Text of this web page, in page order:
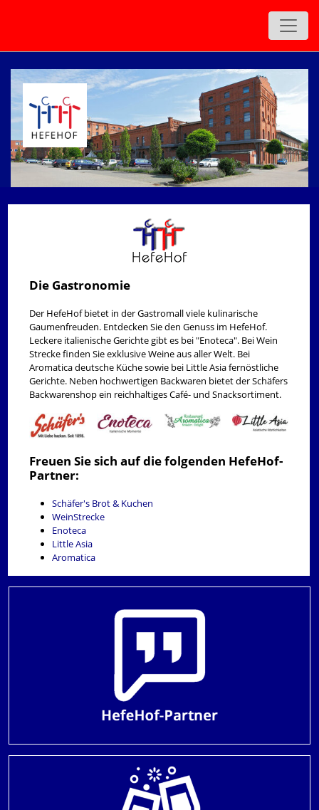
zurück
Die Gastronomie
Der HefeHof bietet in der Gastromall viele kulinarische
Gaumenfreuden. Entdecken Sie den Genuss im HefeHof.
Leckere italienische Gerichte gibt es bei "Enoteca". Bei Wein
Strecke finden Sie exklusive Weine aus aller Welt. Bei
Aromatica deutsche Küche sowie bei Little Asia fernöstliche
Gerichte. Neben hochwertigen Backwaren bietet der Schäfers
Backwarenshop ein reichhaltiges Café- und Snacksortiment.
Freuen Sie sich auf die folgenden HefeHof-
Partner:
Schäfer's Brot & Kuchen
WeinStrecke
Enoteca
Little Asia
Aromatica